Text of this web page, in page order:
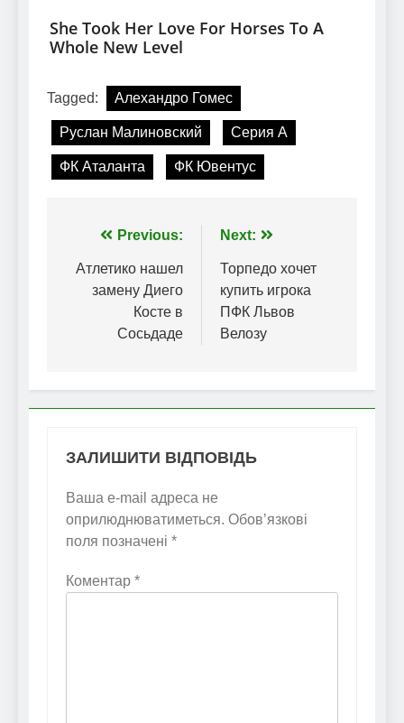
Tagged: Алехандро Гомес
Руслан Малиновский Серия А
ФК Аталанта ФК Ювентус
Навігація
записів
Previous:
Атлетико нашел
замену Диего
Косте в
Сосьдаде
Next:
Торпедо хочет
купить игрока
ПФК Львов
Велозу
ЗАЛИШИТИ ВІДПОВІДЬ
Ваша e-mail адреса не
оприлюднюватиметься. Обов’язкові
поля позначені *
Коментар *